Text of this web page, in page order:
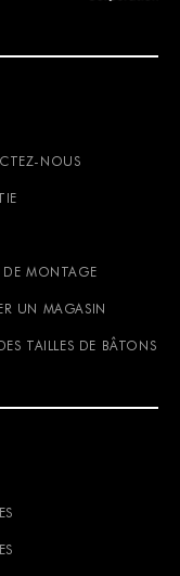
NOUS
DE MONTAGE
UN MAGASIN
TAILLES DE BÂTONS